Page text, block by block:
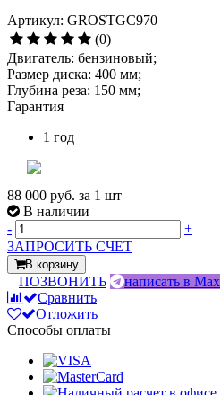
Артикул: GROSTGC970
(0)
Двигатель: бензиновый;
Размер диска: 400 мм;
Глубина реза: 150 мм;
Гарантия
1 год
88 000 руб. за 1 шт
В наличии
-
+
ЗАПРОСИТЬ СЧЕТ
В корзину
ПОЗВОНИТЬ
написать в Max
Сравнить
Отложить
Способы оплаты